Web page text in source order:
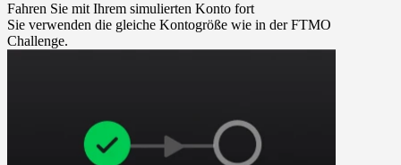
Fahren Sie mit Ihrem simulierten Konto fort
Sie verwenden die gleiche Kontogröße wie in der FTMO
Challenge.